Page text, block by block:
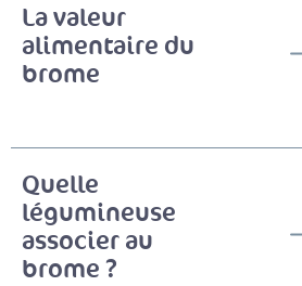
La valeur
alimentaire du
brome
Quelle
légumineuse
associer au
brome ?